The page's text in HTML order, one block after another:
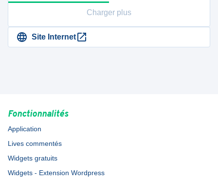
Charger plus
Site Internet
Fonctionnalités
Application
Lives commentés
Widgets gratuits
Widgets - Extension Wordpress